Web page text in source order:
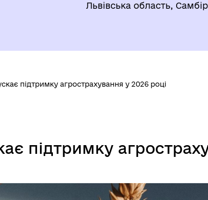
Львівська область,
підтримку агрострахування у 2026 році
підтримку